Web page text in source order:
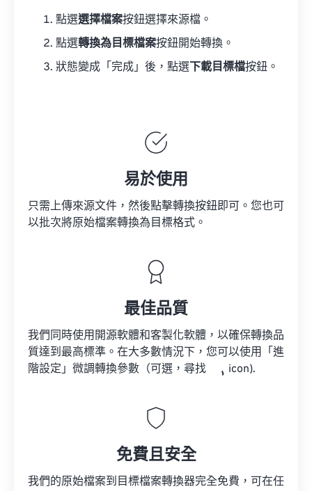
點選選擇檔案按鈕選擇來源檔。
點選轉換為目標檔案按鈕開始轉換。
狀態變成「完成」後，點選 下載目標檔按鈕。
易於使用
只需上傳來源文件，然後點擊轉換按鈕即可。您也可
以批次將原始檔案轉換為目標格式。
最佳品質
我們同時使用開源軟體和客製化軟體，以確保轉換品
質達到最高標準。在大多數情況下，您可以使用「進
階設定」微調轉換參數（可選，尋找
icon).
免費且安全
我們的原始檔案到目標檔案轉換器完全免費，可在任